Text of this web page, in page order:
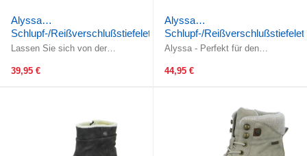
Alyssa
Schlupf-/Reißverschlußstiefelette
Warmfutter bis 35mm Absatz
Lassen Sie sich von der
überzeugen! Die geringe
39,95 €
Alyssa
Schlupf-/
Warmfutter bis 35mm Absatz
Alyssa - Perfekt für den
wunderschönem, braunem glattem
44,95 €